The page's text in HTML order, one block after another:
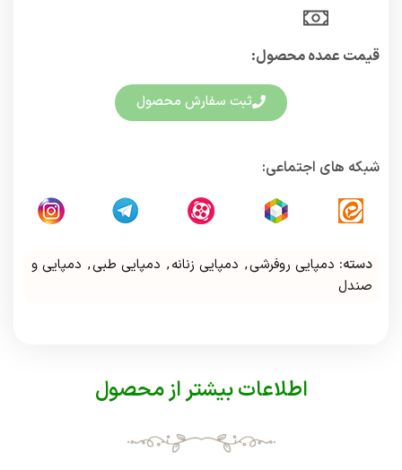
قیمت عمده محصول:​
ثبت سفارش محصول
شبکه های اجتماعی:
دسته: دمپایی روفرشی, دمپایی زنانه, دمپایی طبی, دمپایی و
صندل
اطلاعات بیشتر از محصول